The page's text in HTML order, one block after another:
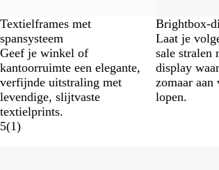
Textielframes met
spansysteem
Geef je winkel of
kantoorruimte een elegante,
verfijnde uitstraling met
levendige, slijtvaste
textielprints.
5(1)
Brightbox-
Laat je
sale stralen
display
zomaar
lopen.